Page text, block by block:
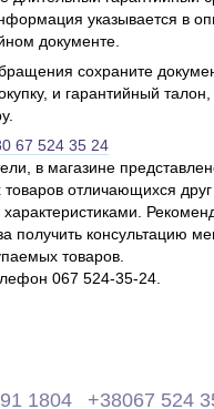
указывается в
документе.
сохраните
и гарантийный
67 524 35 24
в магазине
товаров отличающихся друг
характеристиками.
получить консультацию
товаров.
067 524-35-24.
1804 +38067 524